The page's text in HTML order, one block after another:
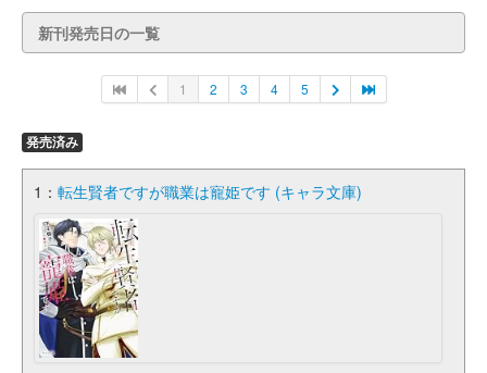
新刊発売日の一覧
1 2 3 4 5
発売済み
1： 転生賢者ですが職業は寵姫です (キャラ文庫)